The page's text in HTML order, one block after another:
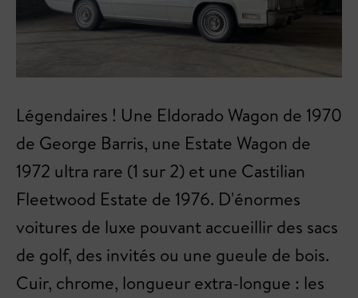
Légendaires ! Une Eldorado Wagon de 1970
de George Barris, une Estate Wagon de
1972 ultra rare (1 sur 2) et une Castilian
Fleetwood Estate de 1976. D'énormes
voitures de luxe pouvant accueillir des sacs
de golf, des invités ou une gueule de bois.
Cuir, chrome, longueur extra-longue : les